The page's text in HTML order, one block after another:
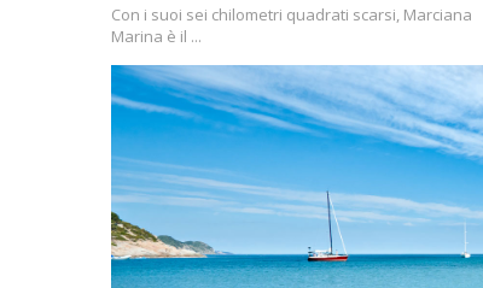
Con i suoi sei chilometri quadrati scarsi, Marciana
Marina è il ...